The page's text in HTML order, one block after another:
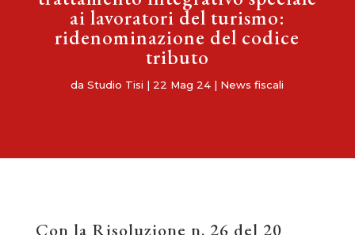
ai lavoratori del turismo:
ridenominazione del codice
tributo
daStudio Tisi | 22 Mag 24 | News fiscali
Con la Risoluzione n. 26 del 20